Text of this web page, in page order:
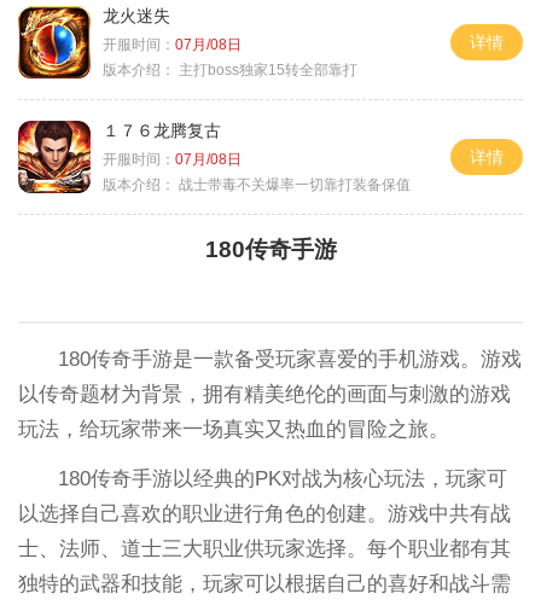
龙火迷失
开服时间： 07月/08日
版本介绍：
主打boss独家15转全部靠打
详情
１７６龙腾复古
开服时间： 07月/08日
版本介绍： 战士带毒不关爆率一切靠打装备保值
详情
180传奇手游
180传奇手游是一款备受玩家喜爱的手机游戏。游戏
以传奇题材为背景，拥有精美绝伦的画面与刺激的游戏
玩法，给玩家带来一场真实又热血的冒险之旅。
180传奇手游以经典的PK对战为核心玩法，玩家可
以选择自己喜欢的职业进行角色的创建。游戏中共有战
士、法师、道士三大职业供玩家选择。每个职业都有其
独特的武器和技能，玩家可以根据自己的喜好和战斗需